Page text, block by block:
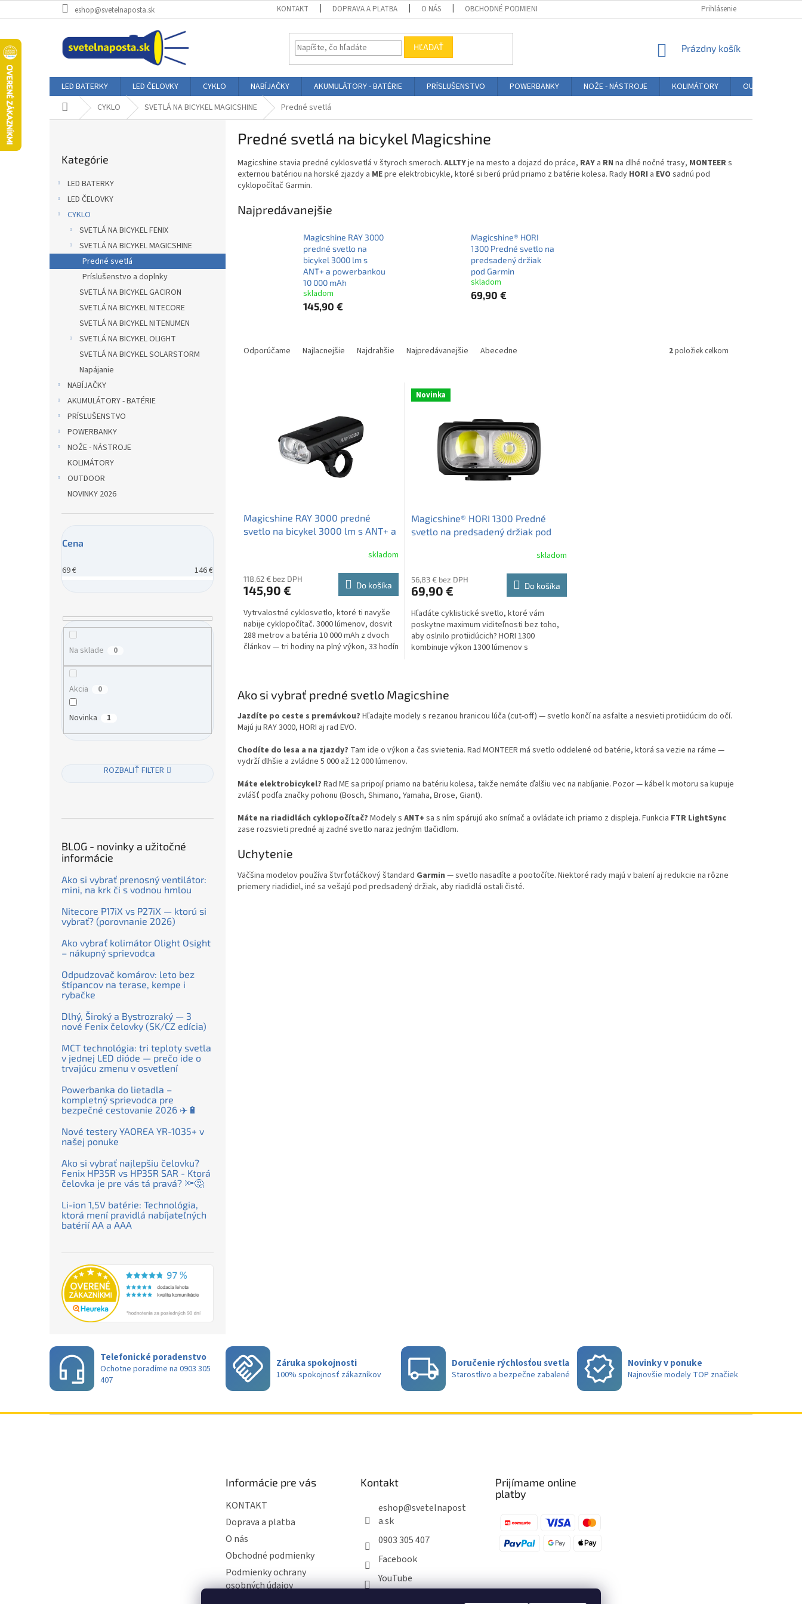
na
eshop@svetelnaposta.sk KONTAKT DOPRAVA A PLATBA O NÁS OBCHODNÉ PODMIENKY PODMIENKY OCHRANY OSOBNÝCH ÚDAJOV BLOG
Prihlásenie
HĽADAŤ
NÁKUPNÝ
Prázdny košík
LED BATERKY LED ČELOVKY CYKLO NABÍJAČKY AKUMULÁTORY - BATÉRIE PRÍSLUŠENSTVO POWERBANKY NOŽE - NÁSTROJE KOLIMÁTORY
OUTDOOR
Domov CYKLO SVETLÁ NA BICYKEL MAGICSHINE Predné svetlá
kategórie
Kategórie
LED BATERKY
LED ČELOVKY
CYKLO
SVETLÁ NA BICYKEL FENIX
SVETLÁ NA BICYKEL MAGICSHINE
Predné svetlá
Príslušenstvo a doplnky
SVETLÁ NA BICYKEL GACIRON
SVETLÁ NA BICYKEL NITECORE
SVETLÁ NA BICYKEL NITENUMEN
SVETLÁ NA BICYKEL OLIGHT
SVETLÁ NA BICYKEL SOLARSTORM
Napájanie
NABÍJAČKY
AKUMULÁTORY - BATÉRIE
PRÍSLUŠENSTVO
POWERBANKY
NOŽE - NÁSTROJE
KOLIMÁTORY
OUTDOOR
NOVINKY 2026
Cena
69€ 146€
Na sklade 0
Akcia 0
Novinka 1
ROZBALIŤ FILTER
BLOG - novinky a užitočné
informácie
Ako si vybrať prenosný ventilátor:
mini, na krk či s vodnou hmlou
Nitecore P17iX vs P27iX — ktorú si
vybrať? (porovnanie 2026)
Ako vybrať kolimátor Olight Osight
– nákupný sprievodca
Odpudzovač komárov: leto bez
štípancov na terase, kempe i
rybačke
Dlhý, Široký a Bystrozraký — 3
nové Fenix čelovky (SK/CZ edícia)
MCT technológia: tri teploty svetla
v jednej LED dióde — prečo ide o
trvajúcu zmenu v osvetlení
Powerbanka do lietadla –
kompletný sprievodca pre
bezpečné cestovanie 2026 ✈️🔋
Nové testery YAOREA YR-1035+ v
našej ponuke
Ako si vybrať najlepšiu čelovku?
Fenix HP35R vs HP35R SAR - Ktorá
čelovka je pre vás tá pravá? 🔦🤔
Li-ion 1,5V batérie: Technológia,
ktorá mení pravidlá nabíjateľných
batérií AA a AAA
Predné svetlá na bicykel Magicshine
Magicshine stavia predné cyklosvetlá v štyroch smeroch. ALLTYje na mesto a dojazd do práce, RAY a RN na dlhé nočné trasy, MONTEERs
externou batériou na horské zjazdy a MEpre elektrobicykle, ktoré si berú prúd priamo z batérie kolesa. Rady HORI a EVO sadnú pod
cyklopočítač Garmin.
Najpredávanejšie
Magicshine RAY 3000
predné svetlo na
bicykel 3000 lm s
ANT+ a powerbankou
10 000 mAh
skladom
145,90 €
Magicshine® HORI
1300 Predné svetlo na
predsadený držiak
pod Garmin
skladom
69,90 €
Odporúčame Najlacnejšie Najdrahšie Najpredávanejšie Abecedne 2položiek celkom
Magicshine RAY 3000 predné
svetlo na bicykel 3000 lm s ANT+ a
skladom
118,62 € bez DPH
145,90 € Do košíka
Vytrvalostné cyklosvetlo, ktoré ti navyše
nabije cyklopočítač. 3000 lúmenov, dosvit
288 metrov a batéria 10 000 mAh z dvoch
článkov — tri hodiny na plný výkon, 33 hodín
Novinka
Magicshine® HORI 1300 Predné
svetlo na predsadený držiak pod
produktu
je
z
5
hviezdičiek.
skladom
56,83 € bez DPH
69,90 € Do košíka
Hľadáte cyklistické svetlo, ktoré vám
poskytne maximum viditeľnosti bez toho,
aby oslnilo protiidúcich? HORI 1300
kombinuje výkon 1300 lúmenov s
d
i
p
r
y
s
u
Ako si vybrať predné svetlo Magicshine
Jazdíte po ceste s premávkou? Hľadajte modely s rezanou hranicou lúča (cut-off) — svetlo končí na asfalte a nesvieti protiidúcim do očí.
Majú ju RAY 3000, HORI aj rad EVO.
Chodíte do lesa a na zjazdy? Tam ide o výkon a čas svietenia. Rad MONTEER má svetlo oddelené od batérie, ktorá sa vezie na ráme —
vydrží dlhšie a zvládne 5 000 až 12 000 lúmenov.
Máte elektrobicykel? Rad ME sa pripojí priamo na batériu kolesa, takže nemáte ďalšiu vec na nabíjanie. Pozor — kábel k motoru sa kupuje
zvlášť podľa značky pohonu (Bosch, Shimano, Yamaha, Brose, Giant).
Máte na riadidlách cyklopočítač? Modely s ANT+ sa s ním spárujú ako snímač a ovládate ich priamo z displeja. Funkcia FTR LightSync
zase rozsvieti predné aj zadné svetlo naraz jedným tlačidlom.
Uchytenie
Väčšina modelov používa štvrťotáčkový štandard Garmin — svetlo nasadíte a pootočíte. Niektoré rady majú v balení aj redukcie na rôzne
priemery riadidiel, iné sa vešajú pod predsadený držiak, aby riadidlá ostali čisté.
Telefonické poradenstvo
Ochotne poradíme na 0903 305
407
Záruka spokojnosti
100% spokojnosť zákazníkov
Doručenie rýchlosťou svetla
Starostlivo a bezpečne zabalené
Novinky v ponuke
Najnovšie modely TOP značiek
Informácie pre vás
KONTAKT
Doprava a platba
O nás
Obchodné podmienky
Podmienky ochrany
osobných údajov
Kontakt
eshop@svetelnapost
a.sk
0903 305 407
Facebook
YouTube
Prijímame online
platby